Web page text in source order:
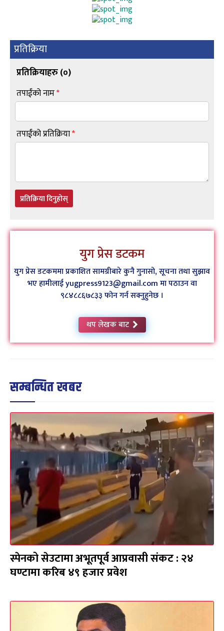
प्रतिक्रिया
प्रतिक्रियाहरु (०)
तपाईंको नाम*
तपाईंको प्रतिक्रिया*
प्रतिक्रिया दिनुहोस्
युग प्रेस डटकम
युग प्रेस डटकममा प्रकाशित सामग्रीबारे कुनै गुनासो, सूचना तथा सुझाव
भए हामीलाई yugpress9123@gmail.com मा पठाउन वा
९८४८८६७८३३ फोन गर्न सक्नुहुनेछ ।
थप लेखक बाट
सम्बन्धित खबर
स्पेनको सेउटामा अभूतपूर्व आप्रवासी संकट : २४
घण्टामा करिब ४९ हजार प्रवेश